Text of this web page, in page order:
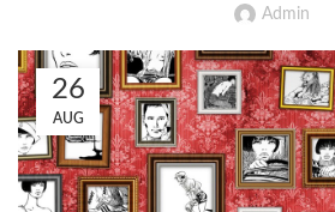
Admin
26
AUG